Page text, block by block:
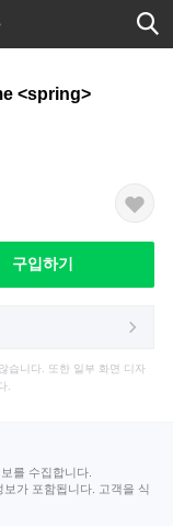
<spring>
구입하기
습니다. 또한 일부 화면 디자
.
를 수집합니다.
가 포함됩니다. 고객을 식